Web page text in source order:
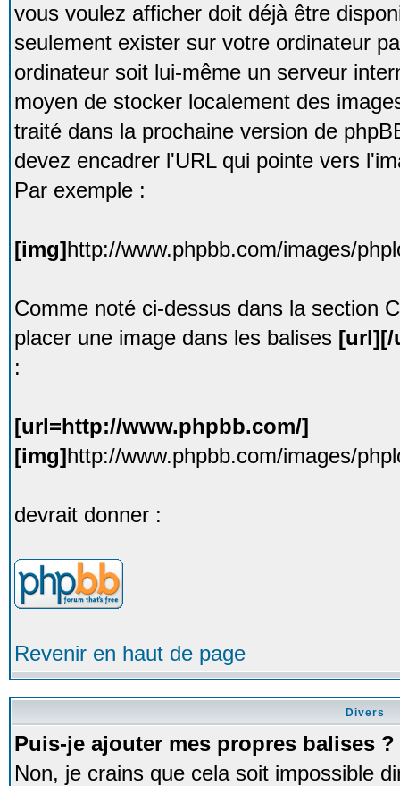
vous voulez afficher doit déjà être
seulement exister sur votre ordinateur
ordinateur soit lui-même un serveur
moyen de stocker localement des
traité dans la prochaine version de
devez encadrer l'URL qui pointe vers
Par exemple :
[img]http://www.phpbb.com/images/
Comme noté ci-dessus dans la section
placer une image dans les balises [url][/
:
[url=http://www.phpbb.com/]
[img]http://www.phpbb.com/images/
devrait donner :
Revenir en haut de page
Divers
Puis-je ajouter mes propres balises ?
Non, je crains que cela soit impossible